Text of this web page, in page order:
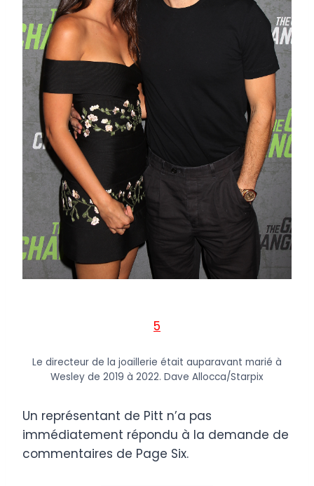
5
Le directeur de la joaillerie était auparavant marié à
Wesley de 2019 à 2022. Dave Allocca/Starpix
Un représentant de Pitt n’a pas
immédiatement répondu à la demande de
commentaires de Page Six.